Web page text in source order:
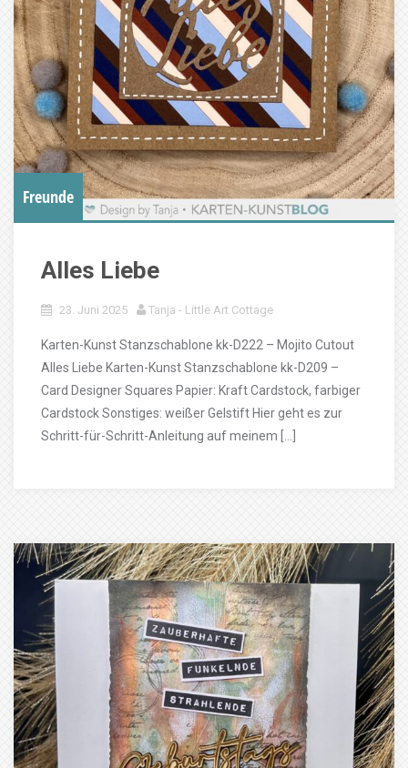
Freunde
Alles Liebe
23. Juni 2025 Tanja - Little Art Cottage
Karten-Kunst Stanzschablone kk-D222 – Mojito Cutout
Alles Liebe Karten-Kunst Stanzschablone kk-D209 –
Card Designer Squares Papier: Kraft Cardstock, farbiger
Cardstock Sonstiges: weißer Gelstift Hier geht es zur
Schritt-für-Schritt-Anleitung auf meinem […]